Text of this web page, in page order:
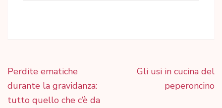
Navigazione
articoli
Perdite ematiche
durante la gravidanza:
tutto quello che c’è da
Gli usi in cucina del
peperoncino